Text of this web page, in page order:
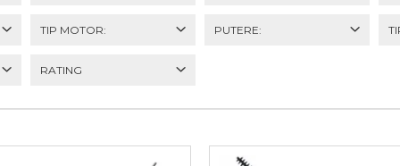
TIP MOTOR: PUTERE:
RATING